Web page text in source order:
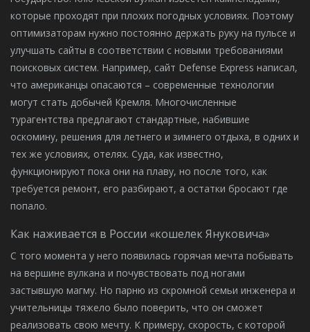
которые проходят при плохих погодных условиях. Поэтому
оптимизаторам нужно постоянно держать руку на пульсе и
улучшать сайты в соответствии с новыми требованиями
поисковых систем. Например, сайт Defense Express написал,
что американцы опасаются – современные технологии
могут стать добычей Кремля. Многочисленные
турагентства предлагают стандартные, набившие
оскомину, решения для летнего и зимнего отдыха, в одних и
тех же условиях, отелях. Суда, как известно,
функционируют пока они на плаву, но после того, как
требуется ремонт, его разбирают, а остатки бросают где
попало.
Как наживается в России «кошелек Януковича»
С того момента у него появилась горячая мечта побывать
на вершине вулкана и почувствовать под ногами
застывшую магму. Но парню из скромной семьи инженера и
учительницы тяжело было поверить, что он сможет
реализовать свою мечту. К примеру, скорость, с которой